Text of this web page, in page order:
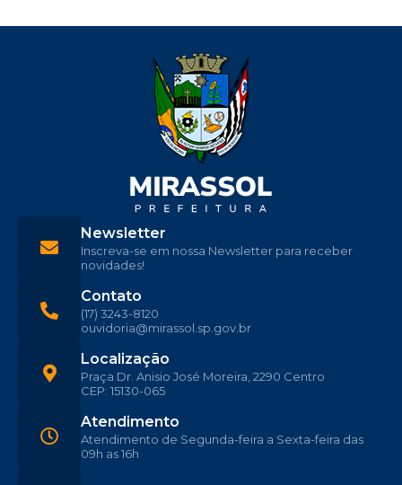
Localização
Praça Dr. Anisio José Moreira, 2290 Centro
CEP: 15130-065
Contato
(17) 3243-8120
ouvidoria@mirassol.sp.gov.br
Atendimento
Atendimento de Segunda-feira a Sexta-feira das
09h as 16h
Newsletter
Inscreva-se em nossa Newsletter para receber
novidades!